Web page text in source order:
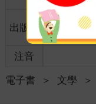
出版地 台灣
注音
電子書 ＞ 文學 ＞